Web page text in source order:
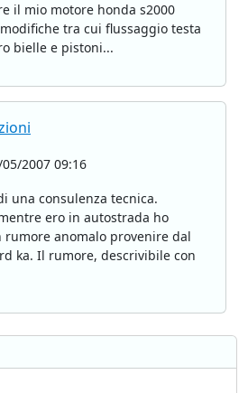
il mio motore honda s2000
tra cui flussaggio testa
bielle e pistoni...
2007 09:16
una consulenza tecnica.
ero in autostrada ho
anomalo provenire dal
ka. Il rumore, descrivibile con